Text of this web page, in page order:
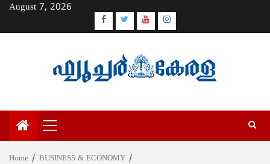
Skip
content
August 7, 2026
Facebook
TwitterYoutubeInstagram
Primary
Menu
Home
BUSINESS & ECONOMY